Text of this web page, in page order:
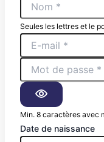
Seules les lettres et le
Min. 8 caractères avec
Date de naissance